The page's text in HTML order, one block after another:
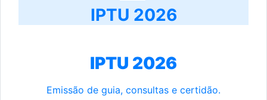
IPTU 2026
IPTU 2026
Emissão de guia, consultas e certidão.